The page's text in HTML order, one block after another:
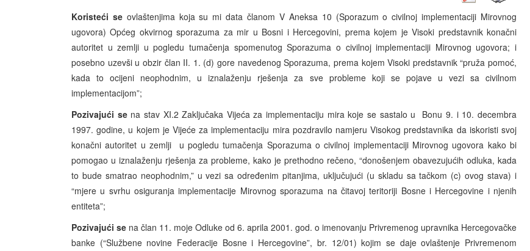
Koristeći seovlaštenjima koja su mi data članom V Aneksa 10 (Sporazum o civilnoj implementaciji Mirovnog
ugovora) Općeg okvirnog sporazuma za mir u Bosni i Hercegovini, prema kojem je Visoki predstavnik konačni
autoritet u zemlji u pogledu tumačenja spomenutog Sporazuma o civilnoj implementaciji Mirovnog ugovora; i
posebno uzevši u obzir član II. 1. (d) gore navedenog Sporazuma, prema kojem Visoki predstavnik “pruža pomoć,
kada to ocijeni neophodnim, u iznalaženju rješenja za sve probleme koji se pojave u vezi sa civilnom
implementacijom”;
Pozivajući sena stav XI.2 Zaključaka Vijeća za implementaciju mira koje se sastalo u Bonu 9. i 10. decembra
1997. godine, u kojem je Vijeće za implementaciju mira pozdravilo namjeru Visokog predstavnika da iskoristi svoj
konačni autoritet u zemlji u pogledu tumačenja Sporazuma o civilnoj implementaciji Mirovnog ugovora kako bi
pomogao u iznalaženju rješenja za probleme, kako je prethodno rečeno, “donošenjem obavezujućih odluka, kada
to bude smatrao neophodnim,” u vezi sa određenim pitanjima, uključujući (u skladu sa tačkom (c) ovog stava) i
“mjere u svrhu osiguranja implementacije Mirovnog sporazuma na čitavoj teritoriji Bosne i Hercegovine i njenih
entiteta”;
Pozivajući se na član 11. moje Odluke od 6. aprila 2001. god. o imenovanju Privremenog upravnika Hercegovačke
banke (“Službene novine Federacije Bosne i Hercegovine”, br. 12/01) kojim se daje ovlaštenje Privremenom